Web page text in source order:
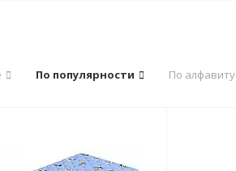
По популярности По алфавиту